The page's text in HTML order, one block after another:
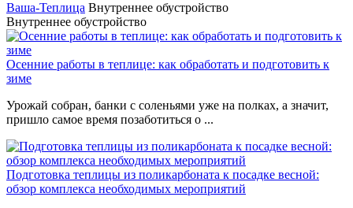
Ваша-Теплица Внутреннее обустройство
Внутреннее обустройство
Осенние работы в теплице: как обработать и подготовить к
зиме
Урожай собран, банки с соленьями уже на полках, а значит,
пришло самое время позаботиться о ...
Подготовка теплицы из поликарбоната к посадке весной:
обзор комплекса необходимых мероприятий